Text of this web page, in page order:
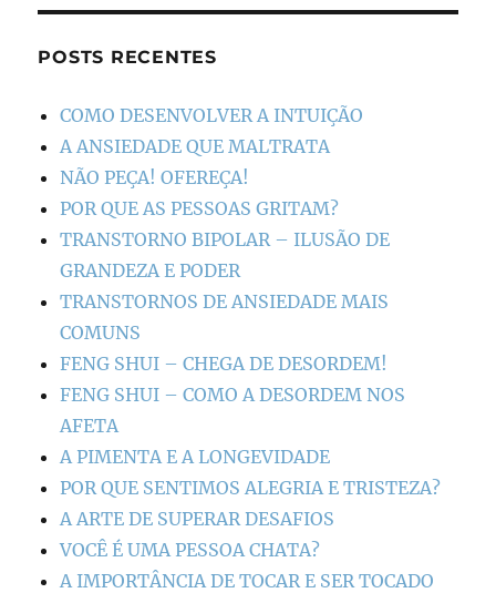
POSTS RECENTES
COMO DESENVOLVER A INTUIÇÃO
A ANSIEDADE QUE MALTRATA
NÃO PEÇA! OFEREÇA!
POR QUE AS PESSOAS GRITAM?
TRANSTORNO BIPOLAR – ILUSÃO DE
GRANDEZA E PODER
TRANSTORNOS DE ANSIEDADE MAIS
COMUNS
FENG SHUI – CHEGA DE DESORDEM!
FENG SHUI – COMO A DESORDEM NOS
AFETA
A PIMENTA E A LONGEVIDADE
POR QUE SENTIMOS ALEGRIA E TRISTEZA?
A ARTE DE SUPERAR DESAFIOS
VOCÊ É UMA PESSOA CHATA?
A IMPORTÂNCIA DE TOCAR E SER TOCADO